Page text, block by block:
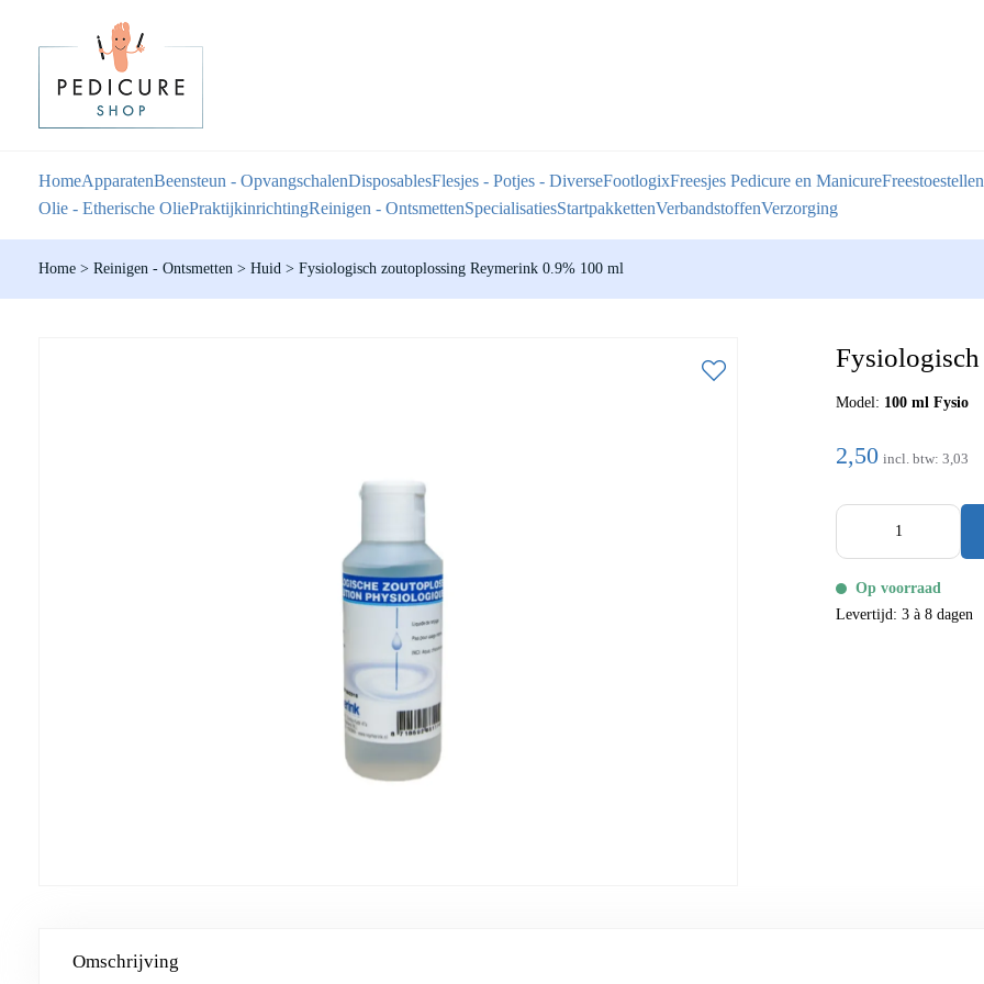
HomeApparatenBeensteun - OpvangschalenDisposablesFlesjes - Potjes - DiverseFootlogixFreesjes Pedicure en ManicureFreestoestellen
Olie - Etherische OliePraktijkinrichtingReinigen - OntsmettenSpecialisatiesStartpakkettenVerbandstoffenVerzorging
Home > Reinigen - Ontsmetten > Huid > Fysiologisch zoutoplossing Reymerink 0.9% 100 ml
Model: 100 ml Fysio
2,50 incl. btw:3,03
Op voorraad
Levertijd: 3 à 8 dagen
Omschrijving